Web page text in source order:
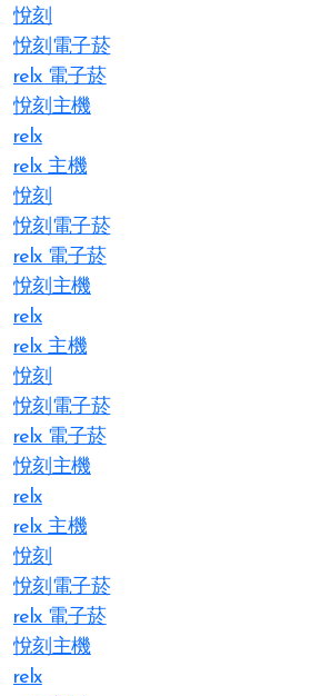
悅刻
悅刻電子菸
relx 電子菸
悅刻主機
relx
relx 主機
悅刻
悅刻電子菸
relx 電子菸
悅刻主機
relx
relx 主機
悅刻
悅刻電子菸
relx 電子菸
悅刻主機
relx
relx 主機
悅刻
悅刻電子菸
relx 電子菸
悅刻主機
relx